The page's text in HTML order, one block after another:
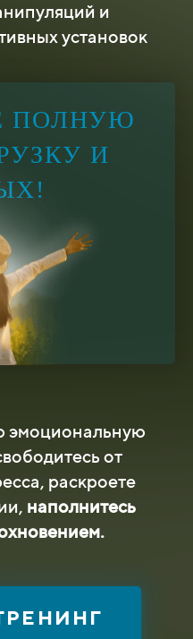
и
установок
ПОЛНУЮ
И
эмоциональную
от
раскроете
наполнитесь